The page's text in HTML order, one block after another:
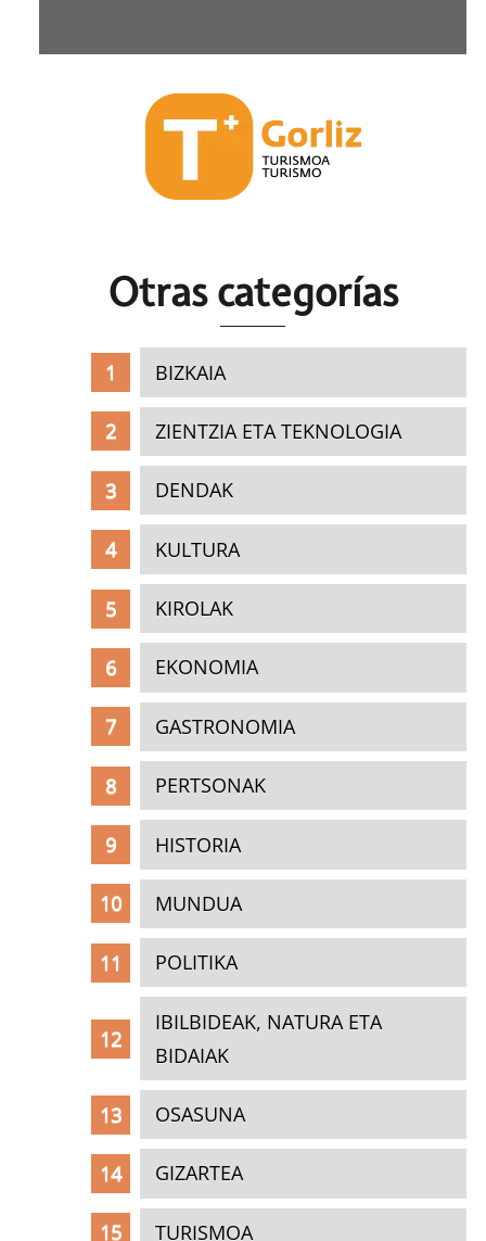
Otras categorías
BIZKAIA
ZIENTZIA ETA TEKNOLOGIA
DENDAK
KULTURA
KIROLAK
EKONOMIA
GASTRONOMIA
PERTSONAK
HISTORIA
MUNDUA
POLITIKA
IBILBIDEAK, NATURA ETA
BIDAIAK
OSASUNA
GIZARTEA
TURISMOA